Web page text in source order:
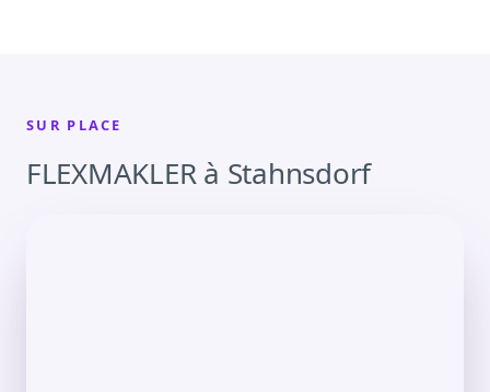
SUR PLACE
FLEXMAKLER à Stahnsdorf